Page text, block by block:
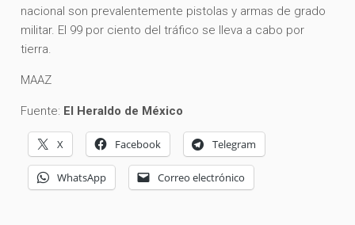
nacional son prevalentemente pistolas y armas de grado
militar. El 99 por ciento del tráfico se lleva a cabo por
tierra.
MAAZ
Fuente: El Heraldo de México
X Facebook Telegram
WhatsApp Correo electrónico